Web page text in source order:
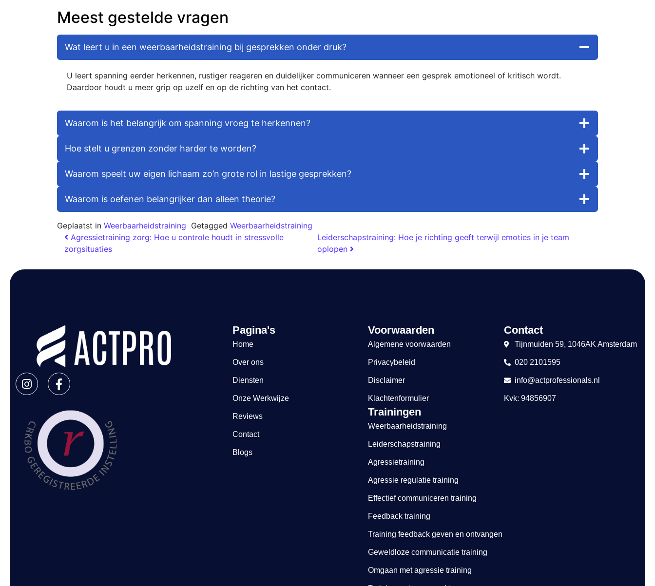
Meest gestelde vragen
Wat leert u in een weerbaarheidstraining bij gesprekken onder druk?
U leert spanning eerder herkennen, rustiger reageren en duidelijker communiceren wanneer een gesprek emotioneel of kritisch wordt.
Daardoor houdt u meer grip op uzelf en op de richting van het contact.
Waarom is het belangrijk om spanning vroeg te herkennen?
Hoe stelt u grenzen zonder harder te worden?
Waarom speelt uw eigen lichaam zo’n grote rol in lastige gesprekken?
Waarom is oefenen belangrijker dan alleen theorie?
Geplaatst in Weerbaarheidstraining Getagged Weerbaarheidstraining
Agressietraining zorg: Hoe u controle houdt in stressvolle
zorgsituaties
Leiderschapstraining: Hoe je richting geeft terwijl emoties in je team
oplopen
Pagina's
Home
Over ons
Diensten
Onze Werkwijze
Reviews
Contact
Blogs
Voorwaarden
Algemene voorwaarden
Privacybeleid
Disclaimer
Klachtenformulier
Trainingen
Weerbaarheidstraining
Leiderschapstraining
Agressietraining
Agressie regulatie training
Effectief communiceren training
Feedback training
Training feedback geven en ontvangen
Geweldloze communicatie training
Omgaan met agressie training
Contact
Tijnmuiden 59, 1046AK Amsterdam
020 2101595
info@actprofessionals.nl
Kvk: 94856907